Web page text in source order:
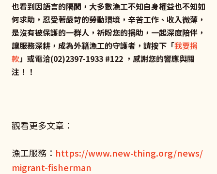
也看到因語言的隔閡，大多數漁工不知自身權益也不知如
何求助，忍受著嚴苛的勞動環境，辛苦工作、收入微薄，
是沒有被保護的一群人，祈盼您的捐助，一起深度陪伴，
讓服務深耕，成為外籍漁工的守護者，請按下「我要捐
款」或電洽(02)2397-1933 #122 ，感謝您的響應與關
注！！
觀看更多文章：
漁工服務： https://www.new-thing.org/news/
migrant-fisherman